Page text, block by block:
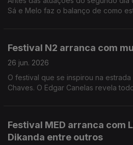
Sá e Melo faz o balanço de como
Festival N2 arranca com
26 jun. 2026
O festival que se inspirou na estrada
Chaves. O Edgar Canelas revela
Festival MED arranca com
Dikanda entre outros